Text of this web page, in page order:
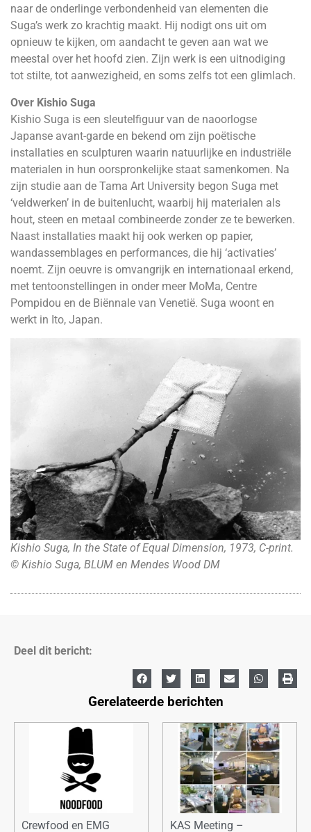
naar de onderlinge verbondenheid van elementen die
Suga’s werk zo krachtig maakt. Hij nodigt ons uit om
opnieuw te kijken, om aandacht te geven aan wat we
meestal over het hoofd zien. Zijn werk is een uitnodiging
tot stilte, tot aanwezigheid, en soms zelfs tot een glimlach.
Over Kishio Suga
Kishio Suga is een sleutelfiguur van de naoorlogse
Japanse avant-garde en bekend om zijn poëtische
installaties en sculpturen waarin natuurlijke en industriële
materialen in hun oorspronkelijke staat samenkomen. Na
zijn studie aan de Tama Art University begon Suga met
‘veldwerken’ in de buitenlucht, waarbij hij materialen als
hout, steen en metaal combineerde zonder ze te bewerken.
Naast installaties maakt hij ook werken op papier,
wandassemblages en performances, die hij ‘activaties’
noemt. Zijn oeuvre is omvangrijk en internationaal erkend,
met tentoonstellingen in onder meer MoMa, Centre
Pompidou en de Biënnale van Venetië. Suga woont en
werkt in Ito, Japan.
Kishio Suga, In the State of Equal Dimension, 1973, C-print.
© Kishio Suga, BLUM en Mendes Wood DM
Deel dit bericht:
Gerelateerde berichten
Crewfood en EMG
KAS Meeting –